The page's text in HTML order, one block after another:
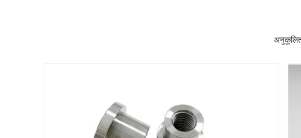
अनुकूलित